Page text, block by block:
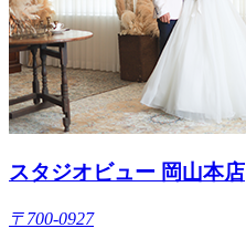
スタジオビュー 岡山本店
〒700-0927